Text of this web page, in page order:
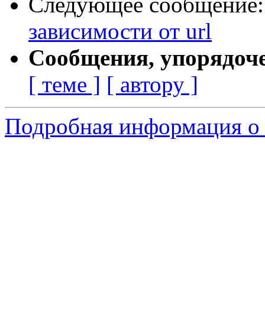
зависимости от url
Сообщения,
[ теме ] [ автору ]
Подробная информация